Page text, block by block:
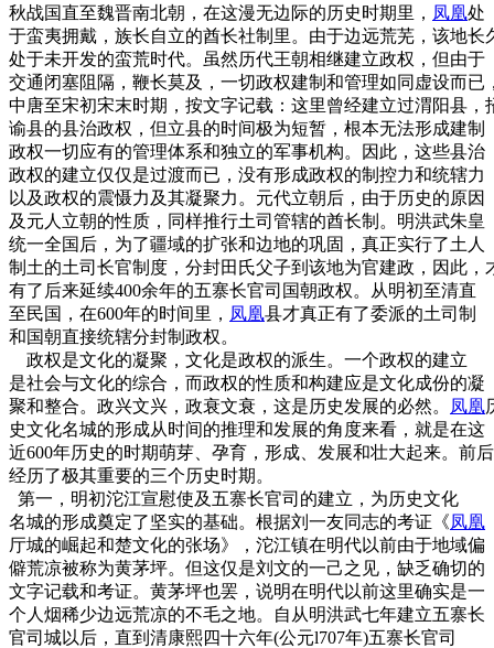
秋战国直至魏晋南北朝，在这漫无边际的历史时期里， 凤凰处
于蛮夷拥戴，族长自立的酋长社制里。由于边远荒芜，该地长
处于未开发的蛮荒时代。虽然历代王朝相继建立政权，但由于
交通闭塞阻隔，鞭长莫及，一切政权建制和管理如同虚设而已，
中唐至宋初宋末时期，按文字记载：这里曾经建立过渭阳县，
谕县的县治政权，但立县的时间极为短暂，根本无法形成建制
政权一切应有的管理体系和独立的军事机构。因此，这些县治
政权的建立仅仅是过渡而已，没有形成政权的制控力和统辖力
以及政权的震慑力及其凝聚力。元代立朝后，由于历史的原因
及元人立朝的性质，同样推行土司管辖的酋长制。明洪武朱皇
统一全国后，为了疆域的扩张和边地的巩固，真正实行了土人
制土的土司长官制度，分封田氏父子到该地为官建政，因此，
有了后来延续400余年的五寨长官司国朝政权。从明初至清直
至民国，在600年的时间里， 凤凰县才真正有了委派的土司制
和国朝直接统辖分封制政权。
政权是文化的凝聚，文化是政权的派生。一个政权的建立
是社会与文化的综合，而政权的性质和构建应是文化成份的凝
聚和整合。政兴文兴，政衰文衰，这是历史发展的必然。
凤凰
史文化名城的形成从时间的推理和发展的角度来看，就是在这
近600年历史的时期萌芽、孕育，形成、发展和壮大起来。前后
经历了极其重要的三个历史时期。
第一，明初沱江宣慰使及五寨长官司的建立，为历史文化
名城的形成奠定了坚实的基础。根据刘一友同志的考证《凤凰
厅城的崛起和楚文化的张场》，沱江镇在明代以前由于地域偏
僻荒凉被称为黄茅坪。但这仅是刘文的一己之见，缺乏确切的
文字记载和考证。黄茅坪也罢，说明在明代以前这里确实是一
个人烟稀少边远荒凉的不毛之地。自从明洪武七年建立五寨长
官司城以后，直到清康熙四十六年(公元l707年)五寨长官司